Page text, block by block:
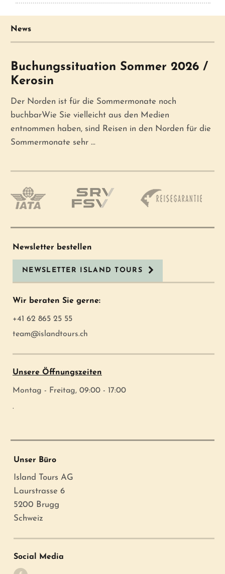
News
Buchungssituation Sommer 2026 /
Kerosin
Der Norden ist für die Sommermonate noch
buchbarWie Sie vielleicht aus den Medien
entnommen haben, sind Reisen in den Norden für die
Sommermonate sehr ...
Newsletter bestellen
NEWSLETTER ISLAND TOURS
Wir beraten Sie gerne:
+41 62 865 25 55
team@islandtours.ch
Unsere Öffnungszeiten
Montag - Freitag, 09:00 - 17:00
.
Unser Büro
Island Tours AG
Laurstrasse 6
5200 Brugg
Schweiz
Social Media